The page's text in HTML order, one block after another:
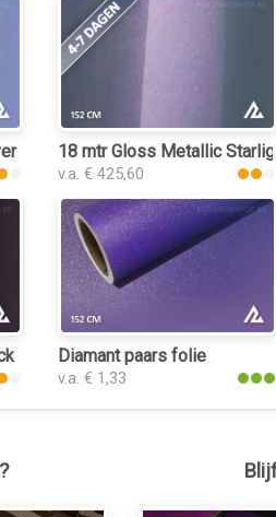
Purple 3021 folie
18 mtr Gloss Metallic
v.a. € 425,60
Rose 3053 folie
Diamant paars folie
v.a. € 1,33